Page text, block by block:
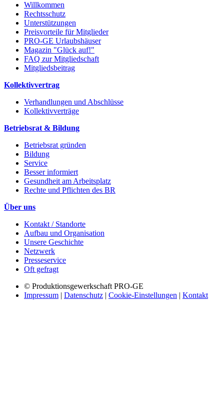
Willkommen
Rechtsschutz
Unterstützungen
Preisvorteile für Mitglieder
PRO-GE Urlaubshäuser
Magazin "Glück auf!"
FAQ zur Mitgliedschaft
Mitgliedsbeitrag
Kollektivvertrag
Verhandlungen und Abschlüsse
Kollektivverträge
Betriebsrat & Bildung
Betriebsrat gründen
Bildung
Service
Besser informiert
Gesundheit am Arbeitsplatz
Rechte und Pflichten des BR
Über uns
Kontakt / Standorte
Aufbau und Organisation
Unsere Geschichte
Netzwerk
Presseservice
Oft gefragt
© Produktionsgewerkschaft PRO-GE
Impressum | Datenschutz | Cookie-Einstellungen | Kontakt